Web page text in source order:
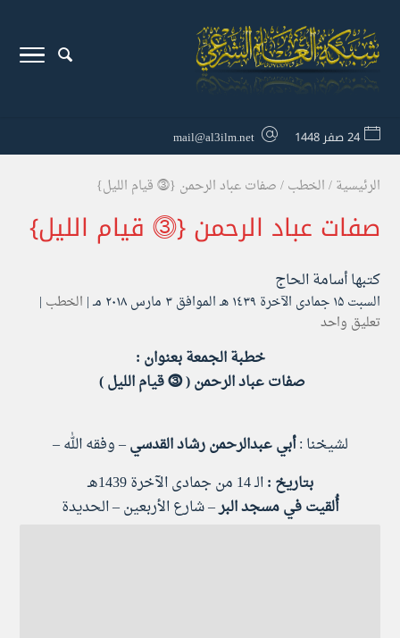
24 صفر 1448 mail@al3ilm.net
الرئيسية/الخطب/صفات عباد الرحمن {⓷ قيام الليل}
صفات عباد الرحمن {⓷ قيام الليل}
كتبهاأسامة الحاج
السبت ۱۵ جمادى الآخرة ۱٤۳۹ هـ الموافق ۳ مارس ۲۰۱۸ مـ | الخطب |
تعليق واحد
خطبة الجمعة بعنوان :​
​صفات عباد الرحمن ( ⓷ قيام الليل )
​​لشيخنا​ :​أبي عبدالرحمن رشاد القدسي– ​وفقه الله​​ –
بتاريخ :​ الـ 14 من جمادى الآخرة 1439هـ
أُلقيت في مسجد البر​– شارع الأربعين – الحديدة